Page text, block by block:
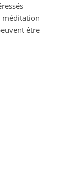
méditation
être